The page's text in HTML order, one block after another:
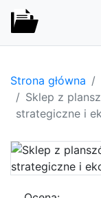
Strona główna
Sklep z
strategiczne i